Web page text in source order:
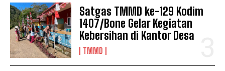
Satgas TMMD ke-129 Kodim
1407/Bone Gelar Kegiatan
Kebersihan di Kantor Desa
TMMD